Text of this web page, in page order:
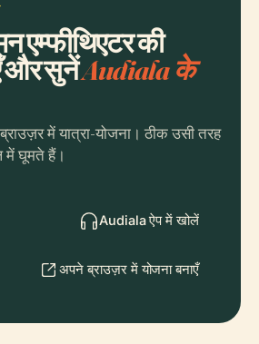
एम्फीथिएटर की
और सुनेंAudiala के
में यात्रा-योजना। ठीक उसी तरह
घूमते हैं।
Audiala ऐप में खोलें
अपने ब्राउज़र में योजना बनाएँ